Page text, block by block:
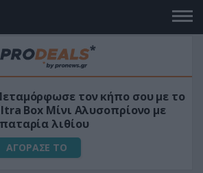
φόρμουλα τριβόλι + VIP
αύξηση της λίμπιντο
ΑΓΟΡΑΣΕ ΤΟ